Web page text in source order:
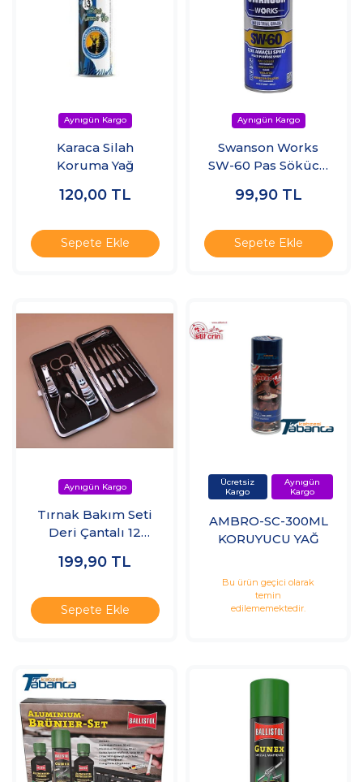
Karaca Silah
Koruma Yağ
120,00 TL
Sepete Ekle
Swanson Works
SW-60 Pas Sökücü
Çok Amaçlı Sprey
99,90 TL
Sepete Ekle
Tırnak Bakım Seti
Deri Çantalı 12
199,90 TL
Sepete Ekle
AMBRO-SC-300ML
KORUYUCU YAĞ
Bu ürün geçici olarak
temin
edilememektedir.